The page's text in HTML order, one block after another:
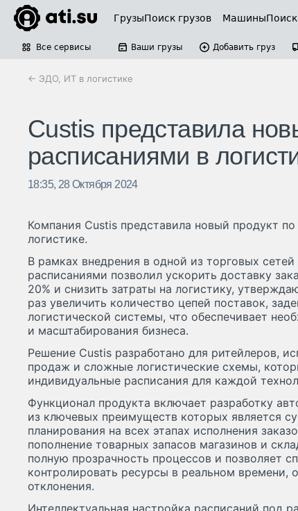
ГрузыПоиск грузов Машины
Все сервисы Ваши грузы Добавить груз
← ЭДО, ИТ в логистике
Custis представила
расписаниями в
18:35, 28 Октября 2024
Компания Custis представила новый продукт
логистике.
В рамках внедрения в одной из торговых
расписаниями позволил ускорить доставку
20% и снизить затраты на логистику,
раз увеличить количество цепей поставок,
логистической системы, что обеспечивает
и масштабирования бизнеса.
Решение Custis разработано для ритейлеров,
продаж и сложные логистические схемы,
индивидуальные расписания для каждой
Функционал продукта включает разработку
из ключевых преимуществ которых является
планирования на всех этапах исполнения
пополнение товарных запасов магазинов и
полную прозрачность процессов и позволяет
контролировать ресурсы в реальном времени,
отклонения.